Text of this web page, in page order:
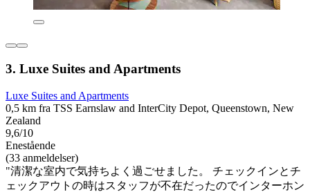
3. Luxe Suites and Apartments
Luxe Suites and Apartments
0,5 km fra TSS Earnslaw and InterCity Depot, Queenstown, New
Zealand
9,6/10
Enestående
(33 anmeldelser)
"清潔な室内で気持ちよく過ごせました。 チェックインとチ
ェックアウトの時はスタッフが不在だったのでインターホン